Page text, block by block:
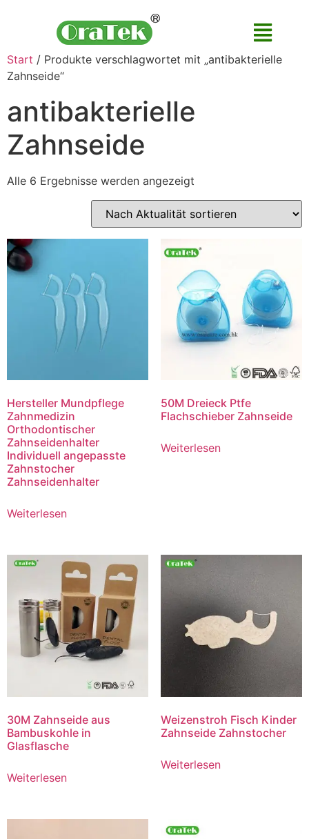
Start / Produkte verschlagwortet mit „antibakterielle
Zahnseide“
antibakterielle
Zahnseide
Alle 6 Ergebnisse werden angezeigt
Hersteller Mundpflege
Zahnmedizin
Orthodontischer
Zahnseidenhalter
Individuell angepasste
Zahnstocher
Zahnseidenhalter
Weiterlesen
50M Dreieck Ptfe
Flachschieber Zahnseide
Weiterlesen
30M Zahnseide aus
Bambuskohle in
Glasflasche
Weiterlesen
Weizenstroh Fisch Kinder
Zahnseide Zahnstocher
Weiterlesen